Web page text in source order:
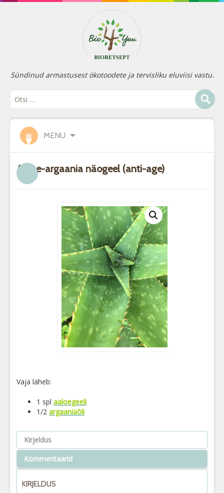
Sündinud armastusest ökotoodete ja tervisliku eluviisi vastu.
MENU
Aaloe-argaania näogeel (anti-age)
Vaja läheb:
1 spl aaloegeeli
1/2 argaaniaõli
Kirjeldus
Kommentaarid
KIRJELDUS